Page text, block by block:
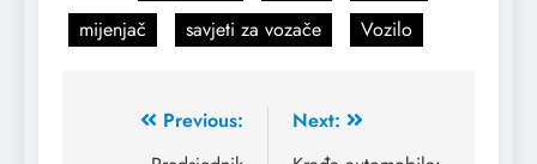
mijenjač
savjeti za vozače Vozilo
Previous:
Next: